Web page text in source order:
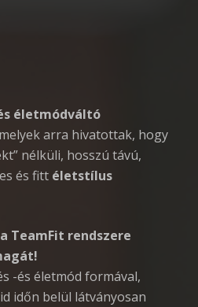
életmódváltó
arra hivatottak, hogy
nélküli, hosszú távú,
és fitt életstílus
TeamFit rendszere
-és életmód formával,
időn belül látványosan